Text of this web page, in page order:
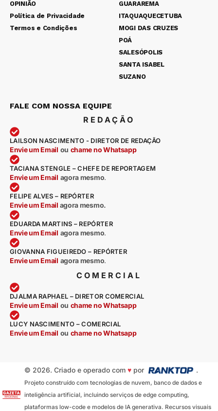
OPINIÃO
Política de Privacidade
Termos e Condições
GUARAREMA
ITAQUAQUECETUBA
MOGI DAS CRUZES
POÁ
SALESÓPOLIS
SANTA ISABEL
SUZANO
FALE COM NOSSA EQUIPE
REDAÇÃO
LAILSON NASCIMENTO - DIRETOR DE REDAÇÃO
Envie um Email ou chame no Whatsapp
TACIANA STENGLE – CHEFE DE REPORTAGEM
Envie um Email agora mesmo.
FELIPE ALVES – REPÓRTER
Envie um Email agora mesmo.
EDUARDA MARTINS – REPÓRTER
Envie um Email agora mesmo.
GIOVANNA FIGUEIREDO – REPÓRTER
Envie um Email agora mesmo.
COMERCIAL
DJALMA RAPHAEL – DIRETOR COMERCIAL
Envie um Email ou chame no Whatsapp
LUCY NASCIMENTO – COMERCIAL
Envie um Email ou chame no Whatsapp
© 2026. Criado e operado com ♥por .
Projeto construído com tecnologias de nuvem, banco de dados e
inteligência artificial, incluindo serviços de edge computing,
plataformas low-code e modelos de IA generativa. Recursos visuais